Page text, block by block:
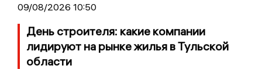
09/08/2026 10:50
День строителя: какие компании
лидируют на рынке жилья в Тульской
области